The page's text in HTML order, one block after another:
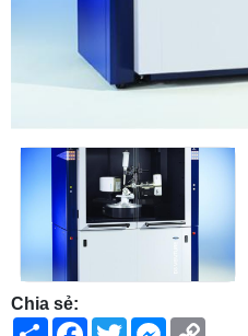
Chia sẻ:
ShareFacebook
TwitterMessenger